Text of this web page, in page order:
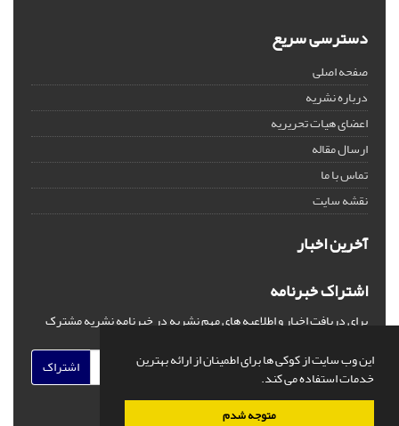
این وب سایت از کوکی ها برای اطمینان از ارائه بهترین
خدمات استفاده می کند.
متوجه شدم
دسترسی سریع
صفحه اصلی
درباره نشریه
اعضای هیات تحریریه
ارسال مقاله
تماس با ما
نقشه سایت
آخرین اخبار
اشتراک خبرنامه
برای دریافت اخبار و اطلاعیه های مهم نشریه در خبرنامه نشریه مشترک
اشتراک